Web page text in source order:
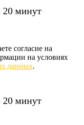
20 минут
согласие на
на условиях
данных.
20 минут